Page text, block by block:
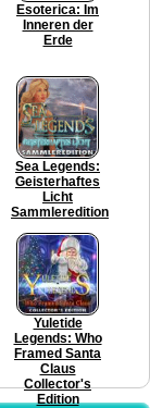
Esoterica: Im
Inneren der
Erde
Sea Legends:
Geisterhaftes
Licht
Sammleredition
Yuletide
Legends: Who
Framed Santa
Claus
Collector's
Edition